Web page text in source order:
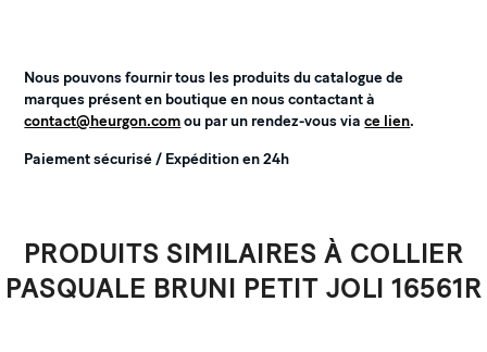
Nous pouvons fournir tous les produits du catalogue de
marques présent en boutique en nous contactant à
contact@heurgon.comou par un rendez-vous viace lien.
Paiement sécurisé / Expédition en 24h
PRODUITS SIMILAIRES À COLLIER
PASQUALE BRUNI PETIT JOLI 16561R